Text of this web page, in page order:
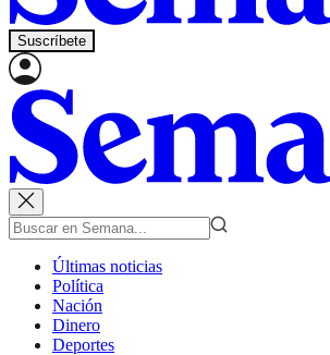
Suscríbete
Últimas noticias
Política
Nación
Dinero
Deportes